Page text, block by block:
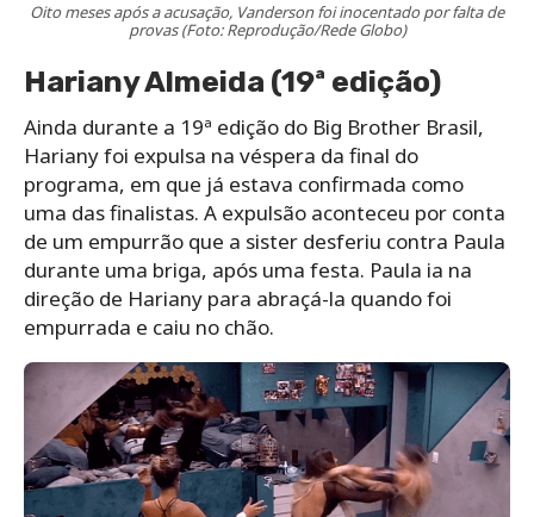
Oito meses após a acusação, Vanderson foi inocentado por falta de
provas (Foto: Reprodução/Rede Globo)
Hariany Almeida (19ª edição)
Ainda durante a 19ª edição do Big Brother Brasil,
Hariany foi expulsa na véspera da final do
programa, em que já estava confirmada como
uma das finalistas. A expulsão aconteceu por conta
de um empurrão que a sister desferiu contra Paula
durante uma briga, após uma festa. Paula ia na
direção de Hariany para abraçá-la quando foi
empurrada e caiu no chão.